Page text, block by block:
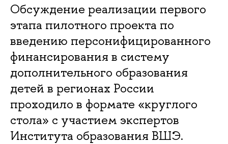
Обсуждение реализации первого
этапа пилотного проекта по
введению персонифицированного
финансирования в систему
дополнительного образования
детей в регионах России
проходило в формате «круглого
стола» с участием экспертов
Института образования ВШЭ.